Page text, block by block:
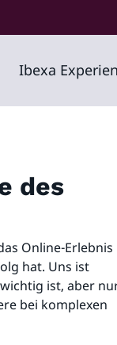
Ibexa
des
Online-Erlebnis
hat. Uns ist
ist, aber
bei komplexen